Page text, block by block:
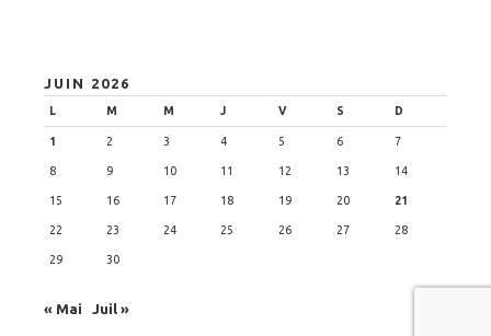
JUIN 2026
L M M J V S D
1 2 3 4 5 6 7
8 9 10 11 12 13 14
15 16 17 18 19 20 21
22 23 24 25 26 27 28
29 30
« Mai Juil »